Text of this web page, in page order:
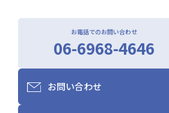
お電話でのお問い合わせ
06-6968-4646
お問い合わせ